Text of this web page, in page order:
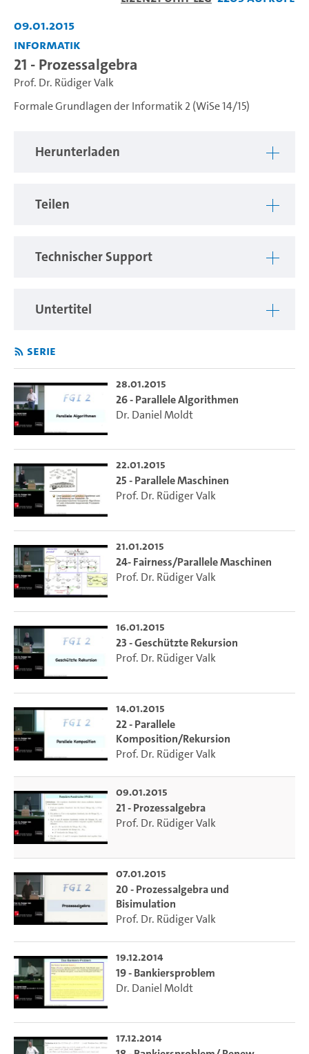
09.01.2015
Informatik
21 - Prozessalgebra
Prof. Dr. Rüdiger Valk
Formale Grundlagen der Informatik 2 (WiSe 14/15)
Herunterladen
Teilen
Technischer Support
Untertitel
Serie
28.01.2015
26 - Parallele Algorithmen
Dr. Daniel Moldt
22.01.2015
25 - Parallele Maschinen
Prof. Dr. Rüdiger Valk
21.01.2015
24- Fairness/Parallele Maschinen
Prof. Dr. Rüdiger Valk
16.01.2015
23 - Geschützte Rekursion
Prof. Dr. Rüdiger Valk
14.01.2015
22 - Parallele
Komposition/Rekursion
Prof. Dr. Rüdiger Valk
09.01.2015
21 - Prozessalgebra
Prof. Dr. Rüdiger Valk
07.01.2015
20 - Prozessalgebra und
Bisimulation
Prof. Dr. Rüdiger Valk
19.12.2014
19 - Bankiersproblem
Dr. Daniel Moldt
17.12.2014